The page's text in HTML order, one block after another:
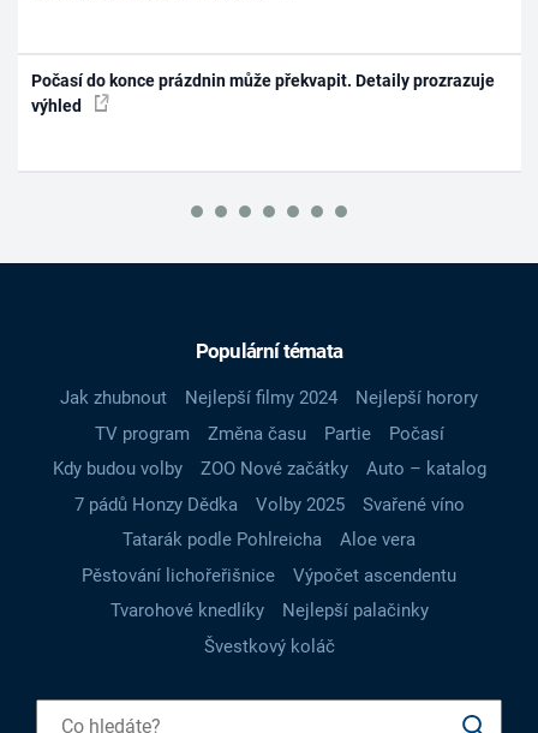
Počasí do konce prázdnin může překvapit. Detaily prozrazuje
výhled
Populární témata
Jak zhubnout Nejlepší filmy 2024
Nejlepší horory
TV program
Změna času Partie
Počasí
Kdy budou volby
ZOO Nové začátky
Auto – katalog
7 pádů Honzy Dědka
Volby 2025
Svařené víno
Tatarák podle Pohlreicha
Aloe vera
Pěstování lichořeřišnice
Výpočet ascendentu
Tvarohové knedlíky
Nejlepší palačinky
Švestkový koláč